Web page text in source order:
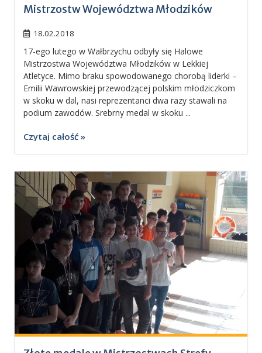
Mistrzostw Województwa Młodzików
18.02.2018
17-ego lutego w Wałbrzychu odbyły się Halowe
Mistrzostwa Województwa Młodzików w Lekkiej
Atletyce. Mimo braku spowodowanego chorobą liderki –
Emilii Wawrowskiej przewodzącej polskim młodziczkom
w skoku w dal, nasi reprezentanci dwa razy stawali na
podium zawodów. Srebrny medal w skoku ...
Czytaj całość »